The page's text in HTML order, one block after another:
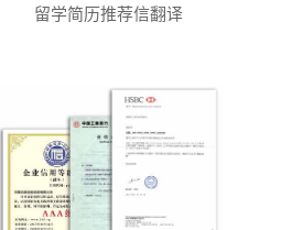
留学简历推荐信翻译